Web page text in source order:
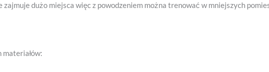
zajmuje dużo miejsca więc z powodzeniem można trenować w mniejszych